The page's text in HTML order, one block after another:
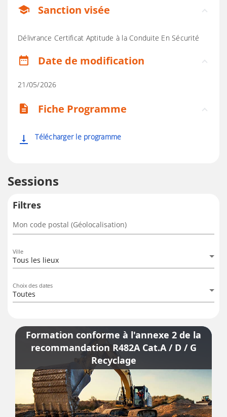
school Sanction visée
Délivrance Certificat Aptitude à la Conduite En Sécurité
date_range Date de modification
21/05/2026
description Fiche Programme
vertical_align_bottom Télécharger le programme
Sessions
Filtres
Mon code postal (Géolocalisation)
Ville
Tous les lieux
Choix des dates
Toutes
Formation conforme à l'annexe 2 de la
recommandation R482A Cat.A / D / G
Recyclage